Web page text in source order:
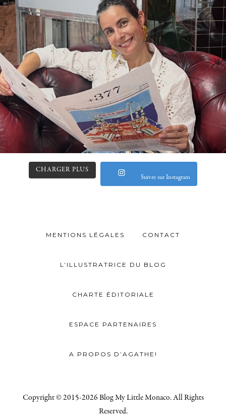
CHARGER PLUS
Suivre sur Instagram
MENTIONS LÉGALES CONTACT
L’ILLUSTRATRICE DU BLOG
CHARTE ÉDITORIALE
ESPACE PARTENAIRES
A PROPOS D’AGATHE!
Copyright © 2015-2026 Blog My Little Monaco. All Rights
Reserved.